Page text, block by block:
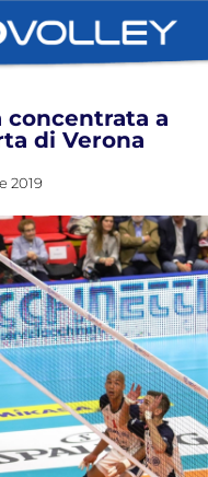
concentrata a
di Verona
2019